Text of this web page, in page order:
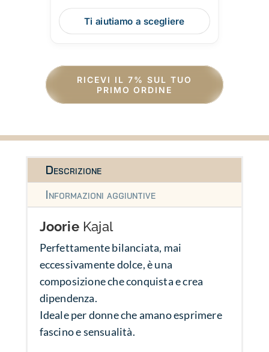
Ti aiutiamo a scegliere
RICEVI IL 7% SUL TUO
PRIMO ORDINE
Descrizione
Informazioni aggiuntive
JoorieKajal
Perfettamente bilanciata, mai
eccessivamente dolce, è una
composizione che conquista e crea
dipendenza.
Ideale per donne che amano esprimere
fascino e sensualità.